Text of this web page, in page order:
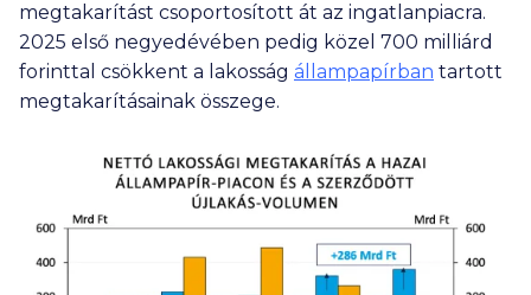
megtakarítást csoportosított át az ingatlanpiacra.
2025 első negyedévében pedig közel 700 milliárd
forinttal csökkent a lakosság állampapírban tartott
megtakarításainak összege.